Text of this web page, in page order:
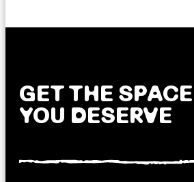
GET THE SPACE
YOU DESERVE